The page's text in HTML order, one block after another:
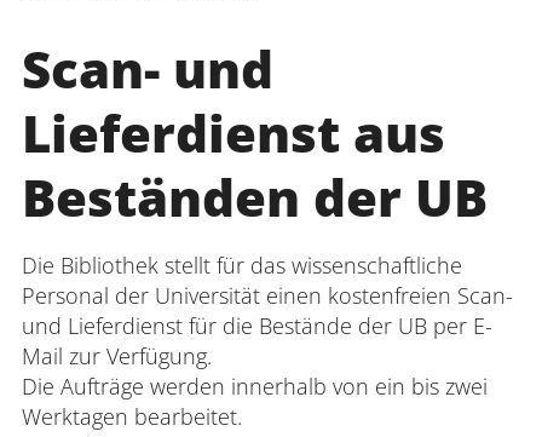
Scan- und
Lieferdienst aus
Beständen der UB
Die Bibliothek stellt für das wissenschaftliche
Personal der Universität einen kostenfreien Scan-
und Lieferdienst für die Bestände der UB per E-
Mail zur Verfügung.
Die Aufträge werden innerhalb von ein bis zwei
Werktagen bearbeitet.